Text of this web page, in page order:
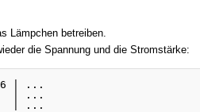
Lämpchen betreiben.
die Spannung und die Stromstärke:
6 | ...
| ...